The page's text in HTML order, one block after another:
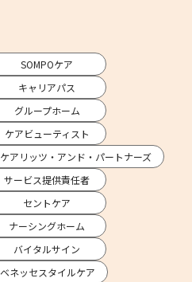
SOMPOケア
キャリアパス
グループホーム
ケアビューティスト
ケアリッツ・アンド・パートナーズ
サービス提供責任者
セントケア
ナーシングホーム
バイタルサイン
ベネッセスタイルケア